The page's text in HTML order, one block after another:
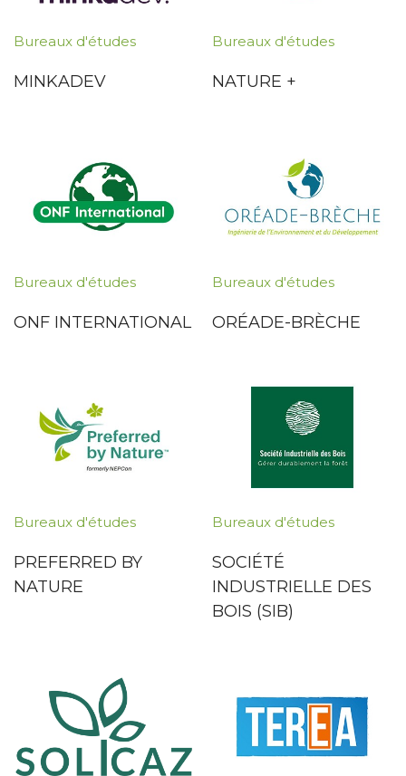
Bureaux d'études
MINKADEV
Bureaux d'études
NATURE +
Bureaux d'études
ONF INTERNATIONAL
Bureaux d'études
ORÉADE-BRÈCHE
Bureaux d'études
PREFERRED BY
NATURE
Bureaux d'études
SOCIÉTÉ
INDUSTRIELLE DES
BOIS (SIB)